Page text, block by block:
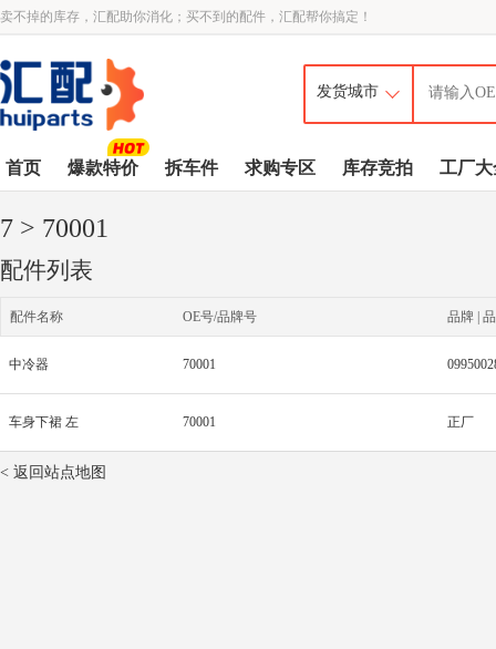
卖不掉的库存，汇配助你消化；买不到的配件，汇配帮你搞定！
首页 爆款特价 拆车件 求购专区 库存竞拍 工厂大
7 > 70001
配件列表
配件名称 OE号/品牌号 品牌 |
中冷器 70001
车身下裙 左 70001 正厂
< 返回站点地图